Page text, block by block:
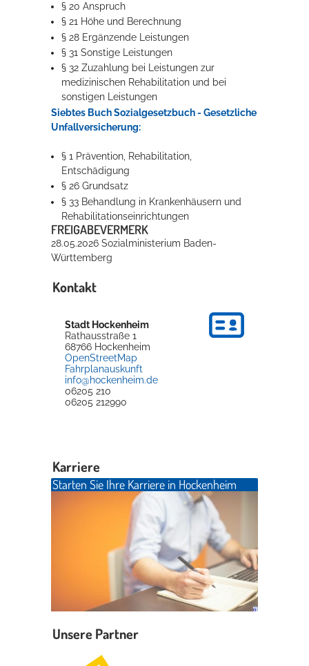
§ 20 Anspruch
§ 21 Höhe und Berechnung
§ 28 Ergänzende Leistungen
§ 31 Sonstige Leistungen
§ 32 Zuzahlung bei Leistungen zur
medizinischen Rehabilitation und bei
sonstigen Leistungen
Siebtes Buch Sozialgesetzbuch - Gesetzliche
Unfallversicherung:
§ 1 Prävention, Rehabilitation,
Entschädigung
§ 26 Grundsatz
§ 33 Behandlung in Krankenhäusern und
Rehabilitationseinrichtungen
FREIGABEVERMERK
28.05.2026 Sozialministerium Baden-
Württemberg
Kontakt
Stadt Hockenheim
Rathausstraße 1
68766 Hockenheim
OpenStreetMap
Fahrplanauskunft
info@hockenheim.de
06205 210
06205 212990
Karriere
Starten Sie Ihre Karriere in Hockenheim
Unsere Partner